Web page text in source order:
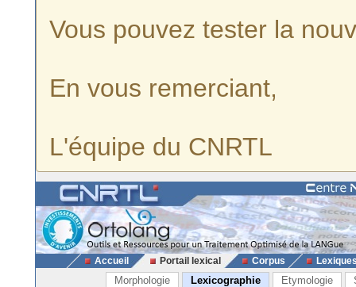
Vous pouvez tester la
En vous remerciant,
L'équipe du CNRTL
Accueil Portail lexical Corpus
Morphologie Lexicographie Etymologie